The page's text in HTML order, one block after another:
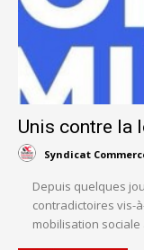
Unis contre la
Syndicat
Depuis quelques
contradictoires vis-
mobilisation sociale